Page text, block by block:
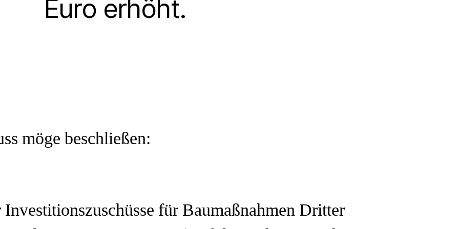
Euro erhöht.
möge beschließen:
für Baumaßnahmen Dritter